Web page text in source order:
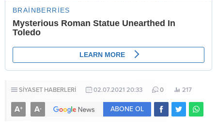
SİYASET HABERLERİ 02.07.2021 20:33 0 217
A+ A- ABONE OL